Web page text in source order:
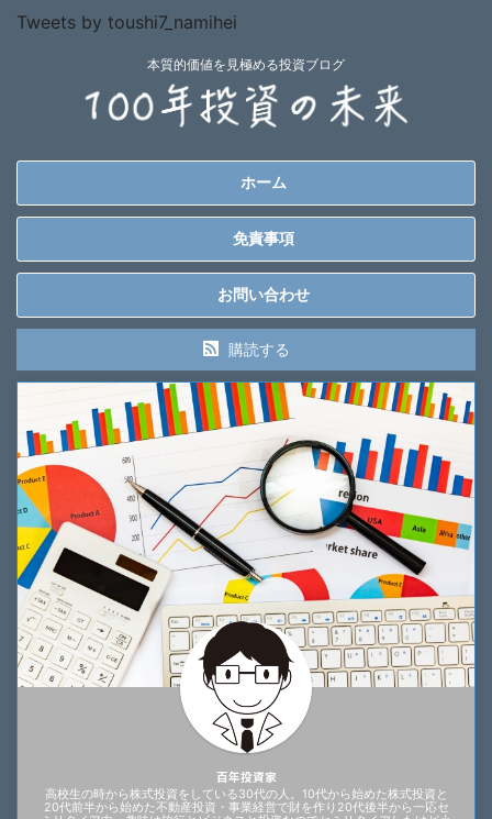
Tweets by toushi7_namihei
本質的価値を見極める投資ブログ
ホーム
免責事項
お問い合わせ
購読する
百年投資家
高校生の時から株式投資をしている30代の人。10代から始めた株式投資と
20代前半から始めた不動産投資・事業経営で財を作り20代後半から一応セ